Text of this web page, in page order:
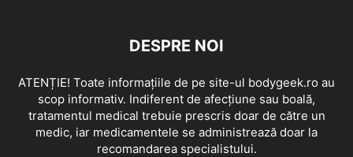
DESPRE NOI
ATENȚIE! Toate informațiile de pe site-ul bodygeek.ro au
scop informativ. Indiferent de afecțiune sau boală,
tratamentul medical trebuie prescris doar de către un
medic, iar medicamentele se administrează doar la
recomandarea specialistului.